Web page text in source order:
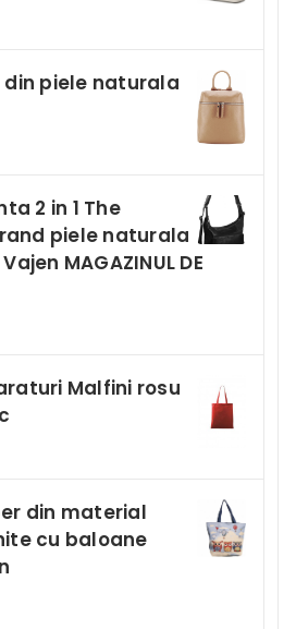
piele naturala
2 in 1 The
piele naturala
MAGAZINUL DE
Malfini rosu
din material
cu baloane